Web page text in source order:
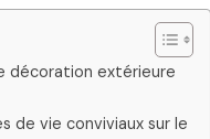
décoration extérieure
de vie conviviaux sur le